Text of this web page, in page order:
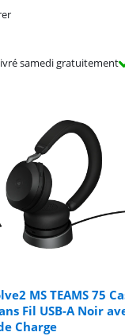
samedi gratuitement
MS TEAMS 75
Fil USB-A Noir
Charge